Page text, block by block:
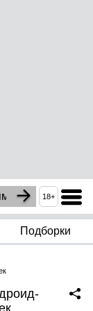
18+
Подборки